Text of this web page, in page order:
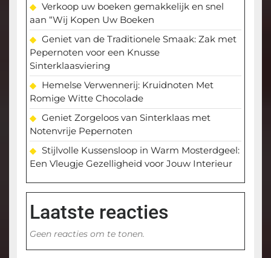
Verkoop uw boeken gemakkelijk en snel
aan “Wij Kopen Uw Boeken
Geniet van de Traditionele Smaak: Zak met
Pepernoten voor een Knusse
Sinterklaasviering
Hemelse Verwennerij: Kruidnoten Met
Romige Witte Chocolade
Geniet Zorgeloos van Sinterklaas met
Notenvrije Pepernoten
Stijlvolle Kussensloop in Warm Mosterdgeel:
Een Vleugje Gezelligheid voor Jouw Interieur
Laatste reacties
Geen reacties om te tonen.